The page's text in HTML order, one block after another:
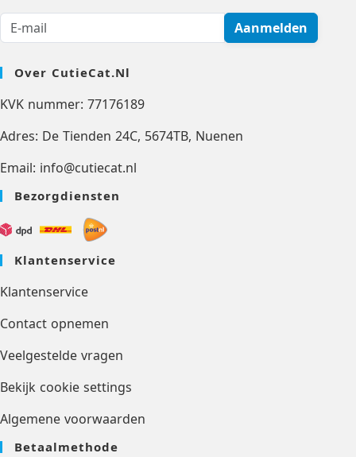
Aanmelden
Over CutieCat.nl
KVK nummer: 77176189
Adres: De Tienden 24C, 5674TB, Nuenen
Email: info@cutiecat.nl
Bezorgdiensten
Klantenservice
Klantenservice
Contact opnemen
Veelgestelde vragen
Bekijk cookie settings
Algemene voorwaarden
Betaalmethode